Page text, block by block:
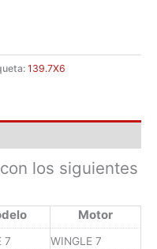
139.7X6
los siguientes
Motor
7 WINGLE 7